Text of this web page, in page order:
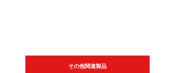
その他関連製品